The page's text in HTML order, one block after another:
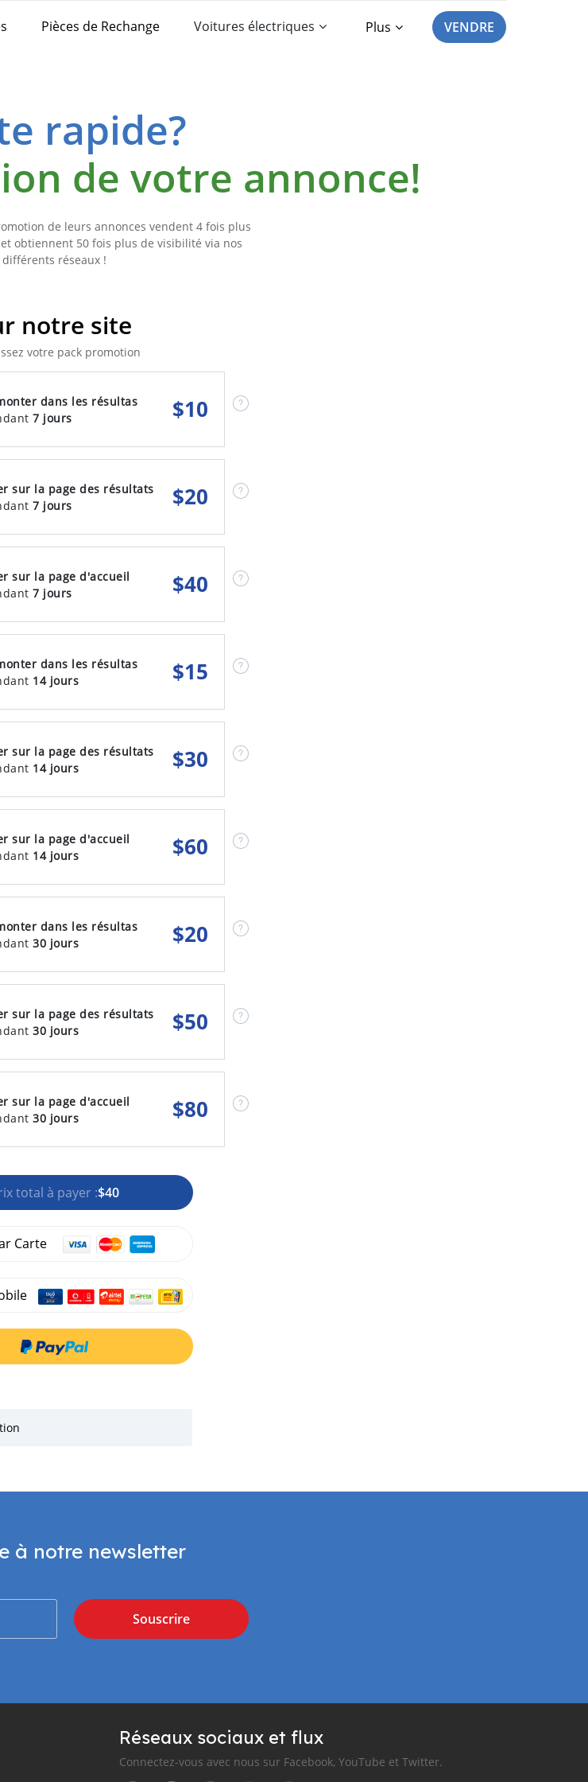
Pièces de Rechange Voitures électriques Plus VENDRE
rapide?
de votre annonce!
de leurs annonces vendent 4 fois plus
obtiennent 50 fois plus de visibilité via nos
différents réseaux !
notre site
votre pack promotion
dans les résultas
7 jours $10
sur la page des résultats
7 jours $20
sur la page d'accueil
7 jours $40
dans les résultas
14 jours $15
sur la page des résultats
14 jours $30
sur la page d'accueil
14 jours $60
dans les résultas
30 jours $20
sur la page des résultats
30 jours $50
sur la page d'accueil
30 jours $80
total à payer :$40
Carte
à notre newsletter
Souscrire
Réseaux sociaux et flux
Connectez-vous avec nous sur Facebook, YouTube et Twitter.